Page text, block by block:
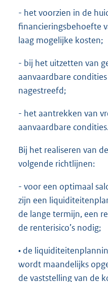
- het voorzien in de
financieringsbehoefte
laag mogelijke kosten;
- bij het uitzetten van
aanvaardbare
nagestreefd;
- het aantrekken van
aanvaardbare
Bij het realiseren van
volgende richtlijnen:
- voor een optimaal
zijn een
de lange termijn, een
de renterisico’s nodig;
• de
wordt maandelijks
de vaststelling van de